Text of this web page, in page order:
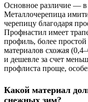
Основное различие — в
Металлочерепица
черепицу благодаря
Профнастил имеет
профиль, более
материалов схожая
и дешевле за счет
профлиста проще,
Какой материал
снежных зим?